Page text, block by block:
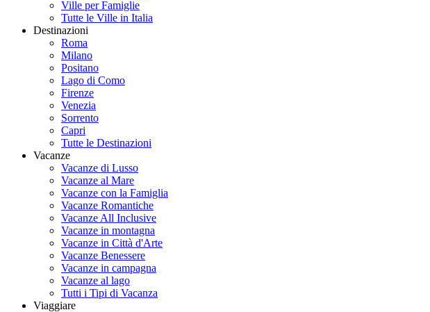
Ville per Famiglie
Tutte le Ville in Italia
Destinazioni
Roma
Milano
Positano
Lago di Como
Firenze
Venezia
Sorrento
Capri
Tutte le Destinazioni
Vacanze
Vacanze di Lusso
Vacanze al Mare
Vacanze con la Famiglia
Vacanze Romantiche
Vacanze All Inclusive
Vacanze in montagna
Vacanze in Città d'Arte
Vacanze Benessere
Vacanze in campagna
Vacanze al lago
Tutti i Tipi di Vacanza
Viaggiare